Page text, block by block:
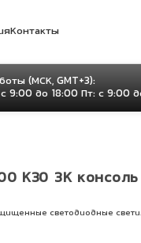
Контакты
(МСК, GMT+3):
9:00 до 18:00 Пт: с 9:00
К30 3K консоль
светодиодные